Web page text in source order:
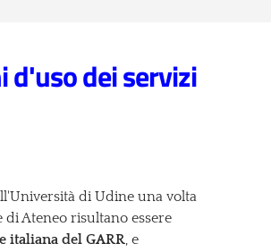
d'uso dei servizi
di Udine una volta
di Ateneo risultano essere
italiana del GARR, e